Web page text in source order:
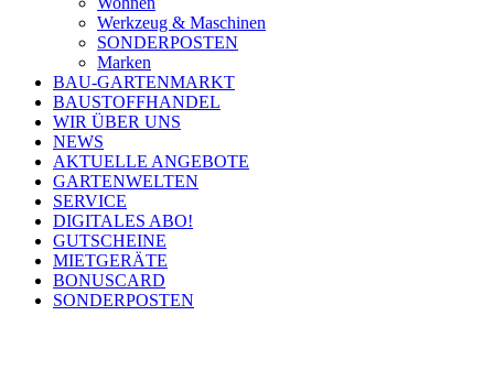
Werkzeug & Maschinen
SONDERPOSTEN
Marken
BAU-GARTENMARKT
BAUSTOFFHANDEL
WIR ÜBER UNS
NEWS
AKTUELLE ANGEBOTE
GARTENWELTEN
SERVICE
DIGITALES ABO!
GUTSCHEINE
MIETGERÄTE
BONUSCARD
SONDERPOSTEN